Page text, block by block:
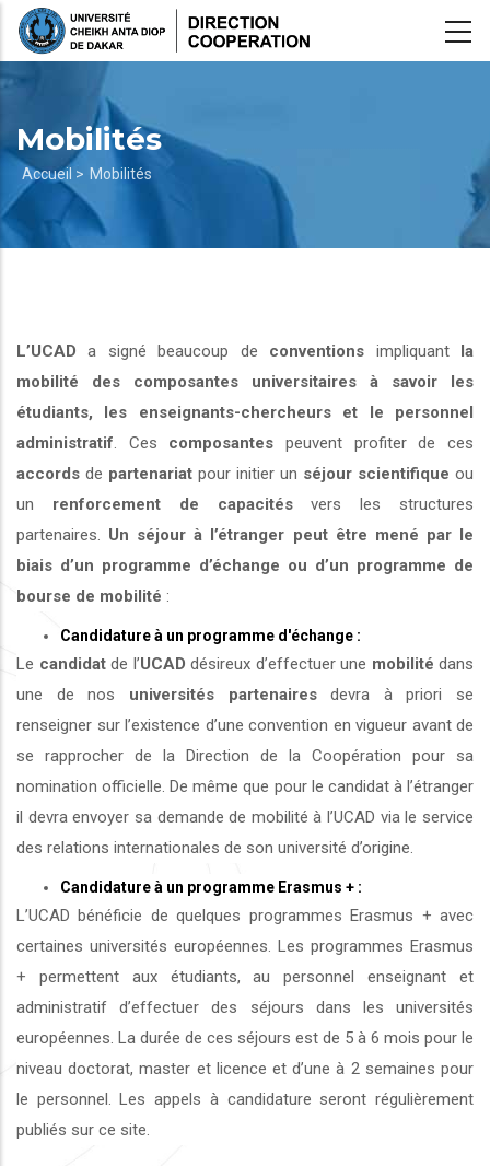
Aller
Mobilités
Fil
d'Ariane
Accueil > Mobilités
L’UCAD a signé beaucoup de conventions impliquant la
mobilité des composantes universitaires à savoir les
étudiants, les enseignants-chercheurs et le personnel
administratif . Ces composantes peuvent profiter de ces
accords de partenariat pour initier un séjour scientifique ou
un renforcement de capacitésvers les structures
partenaires. Un séjour à l’étranger peut être mené par le
biais d’un programme d’échange ou d’un programme de
bourse de mobilité :
Candidature à un programme d'échange :
Le candidatde l’UCAD désireux d’effectuer une mobilité dans
une de nos universités partenairesdevra à priori se
renseigner sur l’existence d’une convention en vigueur avant de
se rapprocher de la Direction de la Coopération pour sa
nomination officielle. De même que pour le candidat à l’étranger
il devra envoyer sa demande de mobilité à l’UCAD via le service
des relations internationales de son université d’origine.
Candidature à un programme Erasmus + :
L’UCAD bénéficie de quelques programmes Erasmus + avec
certaines universités européennes. Les programmes Erasmus
+ permettent aux étudiants, au personnel enseignant et
administratif d’effectuer des séjours dans les universités
européennes. La durée de ces séjours est de 5 à 6 mois pour le
niveau doctorat, master et licence et d’une à 2 semaines pour
le personnel. Les appels à candidature seront régulièrement
publiés sur ce site.